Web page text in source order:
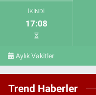
İKINDI
17:08
Aylık Vakitler
Trend Haberler